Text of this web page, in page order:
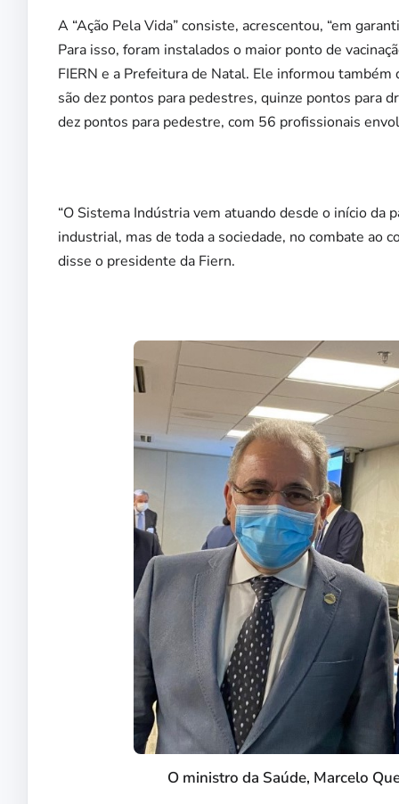
A “Ação Pela Vida” consiste, acrescentou, “em
Para isso, foram instalados o maior ponto de
FIERN e a Prefeitura de Natal. Ele informou
são dez pontos para pedestres, quinze pontos para
dez pontos para pedestre, com 56 profissionais
“O Sistema Indústria vem atuando desde o início
industrial, mas de toda a sociedade, no combate ao
disse o presidente da Fiern.
O ministro da Saúde, Marcelo